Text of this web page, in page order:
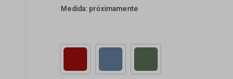
Medida: próximamente